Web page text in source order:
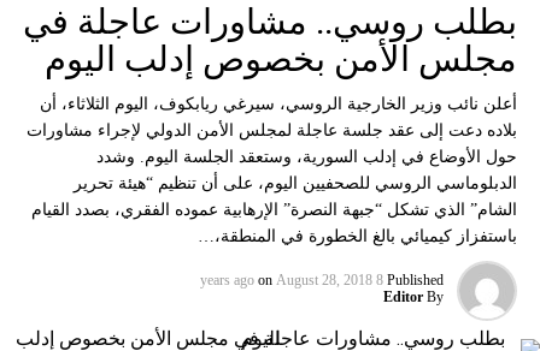
بطلب روسي.. مشاورات عاجلة في
مجلس الأمن بخصوص إدلب اليوم
أعلن نائب وزير الخارجية الروسي، سيرغي ريابكوف، اليوم الثلاثاء، أن
بلاده دعت إلى عقد جلسة عاجلة لمجلس الأمن الدولي لإجراء مشاورات
حول الأوضاع في إدلب السورية، وستعقد الجلسة اليوم. وشدد
الدبلوماسي الروسي للصحفيين اليوم، على أن تنظيم “هيئة تحرير
الشام” الذي تشكل “جبهة النصرة” الإرهابية عموده الفقري، بصدد القيام
باستفزاز كيميائي بالغ الخطورة في المنطقة،…
Published
8 years ago
on August 28, 2018
By
Editor